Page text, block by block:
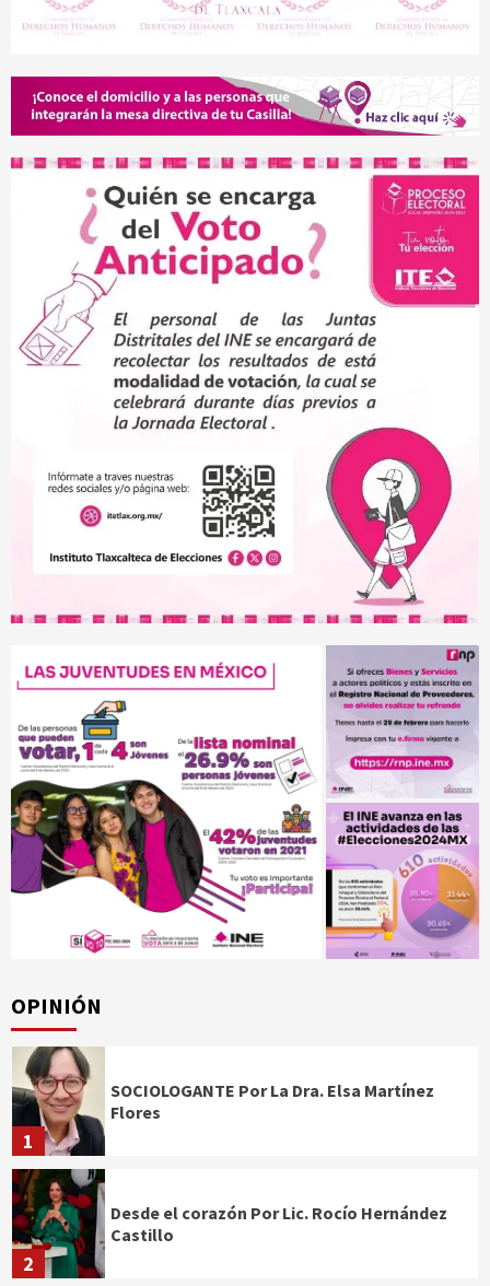
OPINIÓN
1
SOCIOLOGANTE Por La Dra. Elsa Martínez
Flores
2
Desde el corazón Por Lic. Rocío Hernández
Castillo